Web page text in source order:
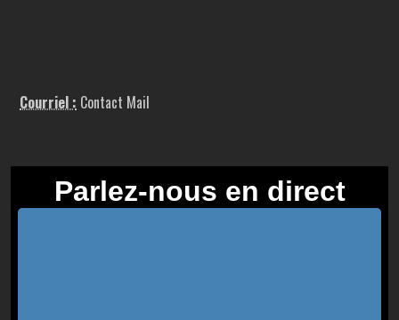
Courriel : Contact Mail